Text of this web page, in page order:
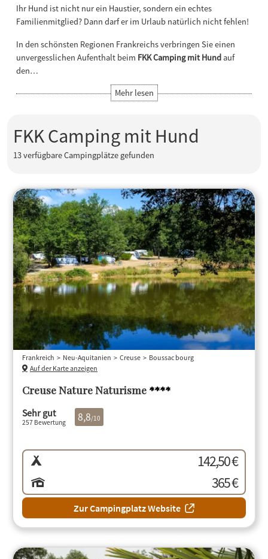
Ihr Hund ist nicht nur ein Haustier, sondern ein echtes
Familienmitglied? Dann darf er im Urlaub natürlich nicht fehlen!
In den schönsten Regionen Frankreichs verbringen Sie einen
unvergesslichen Aufenthalt beim FKK Camping mit Hund auf
den…
FKK Camping mit Hund
13verfügbare Campingplätze gefunden
Creuse Nature Naturisme ****
Frankreich Neu-Aquitanien Creuse
Boussac bourg
Auf der Karte anzeigen
Sehr gut
257 Bewertung 8,8/10
142,50 €
365 €
Zur Campingplatz Website